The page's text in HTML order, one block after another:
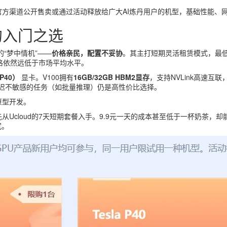
渠道公开售卖或通过活动释放给广大AI炼丹用户的机型，基础性能
门之选
“梦中情机”——价格亲民，配置不妥协。其主打短期灵活租赁模式，最
然远低于市场平均水平。
）
显卡。V100拥有16GB/32GB HBM2显存，支持NVLink高速互联
敏感的任务（如批量推理）仍是高性价比选择。
开发。
Ucloud的7天短期套餐入手。9.9元一天的成本甚至低于一杯奶茶，